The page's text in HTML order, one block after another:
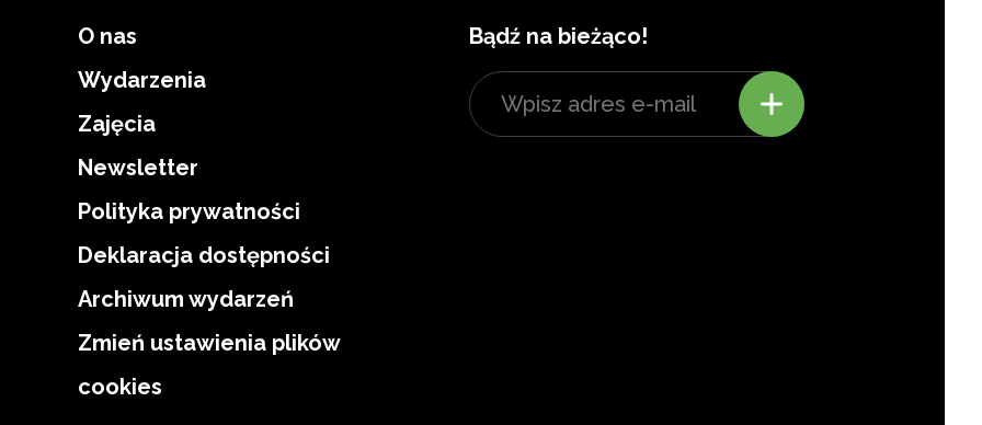
O nas
Wydarzenia
Zajęcia
Newsletter
Polityka prywatności
Deklaracja dostępności
Archiwum wydarzeń
Zmień ustawienia plików
cookies
Bądź na bieżąco!